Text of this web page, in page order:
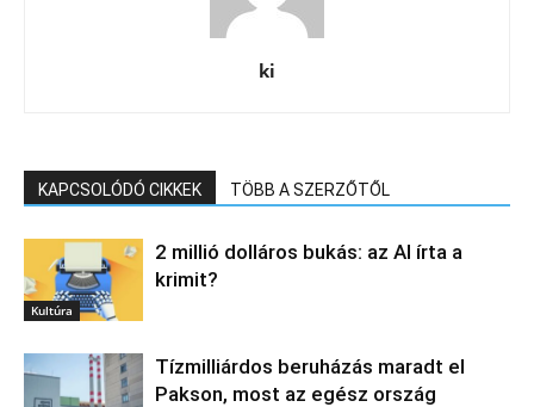
ki
KAPCSOLÓDÓ CIKKEK TÖBB A SZERZŐTŐL
Kultúra
2 millió dolláros bukás: az AI írta a
krimit?
Tízmilliárdos beruházás maradt el
Pakson, most az egész ország